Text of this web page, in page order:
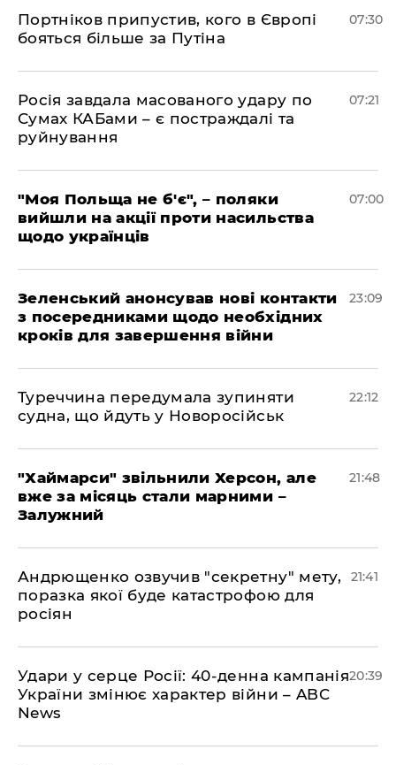
Портніков припустив, кого в Європі
бояться більше за Путіна
07:30
Росія завдала масованого удару по
Сумах КАБами – є постраждалі та
руйнування
07:21
"Моя Польща не б'є", – поляки
вийшли на акції проти насильства
щодо українців
07:00
Зеленський анонсував нові контакти
з посередниками щодо необхідних
кроків для завершення війни
23:09
Туреччина передумала зупиняти
судна, що йдуть у Новоросійськ
22:12
"Хаймарси" звільнили Херсон, але
вже за місяць стали марними –
Залужний
21:48
Андрющенко озвучив "секретну" мету,
поразка якої буде катастрофою для
росіян
21:41
Удари у серце Росії: 40-денна кампанія
України змінює характер війни – ABC
News
20:39